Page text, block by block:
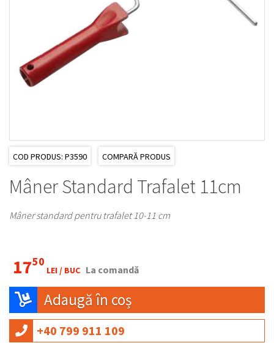
COD PRODUS: P3590 COMPARĂ PRODUS
Mâner Standard Trafalet 11cm
Mâner standard pentru trafalet 10-11 cm
1750
LEI / BUC La comandă
Adaugă în coș
+40 799 911 109